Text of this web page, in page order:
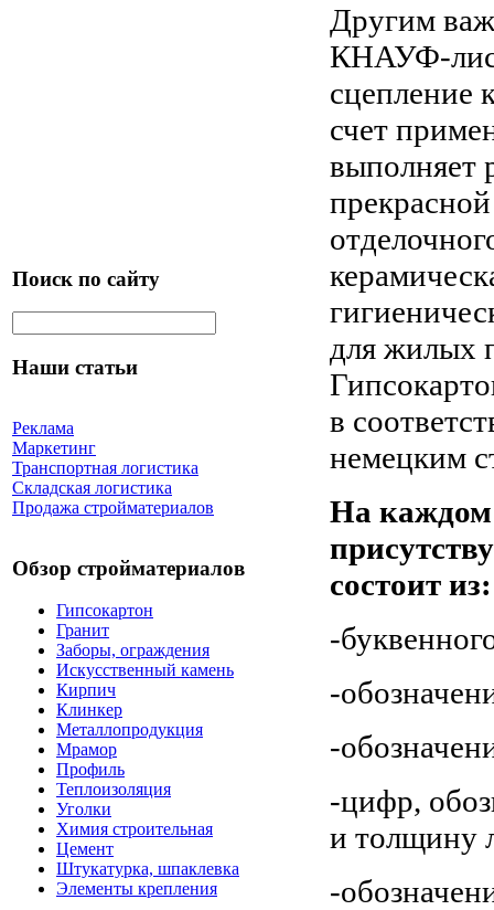
Поиск по сайту
Наши статьи
Реклама
Маркетинг
Транспортная логистика
Складская логистика
Продажа стройматериалов
Обзор стройматериалов
Гипсокартон
Гранит
Заборы, ограждения
Искусственный камень
Кирпич
Клинкер
Металлопродукция
Мрамор
Профиль
Теплоизоляция
Уголки
Химия строительная
Цемент
Штукатурка, шпаклевка
Элементы крепления
Другим
КНАУФ-
сцепление
счет
выполняет
для жилых
в
немецким
На
состоит из:
-
-
-
-цифр,
и толщину
-